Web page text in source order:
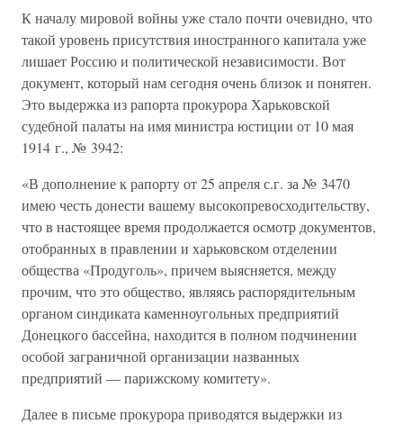
К началу мировой войны уже стало почти очевидно, что
такой уровень присутствия иностранного капитала уже
лишает Россию и политической независимости. Вот
документ, который нам сегодня очень близок и понятен.
Это выдержка из рапорта прокурора Харьковской
судебной палаты на имя министра юстиции от 10 мая
1914 г., № 3942:
«В дополнение к рапорту от 25 апреля с.г. за № 3470
имею честь донести вашему высокопревосходительству,
что в настоящее время продолжается осмотр документов,
отобранных в правлении и харьковском отделении
общества «Продуголь», причем выясняется, между
прочим, что это общество, являясь распорядительным
органом синдиката каменноугольных предприятий
Донецкого бассейна, находится в полном подчинении
особой заграничной организации названных
предприятий — парижскому комитету».
Далее в письме прокурора приводятся выдержки из